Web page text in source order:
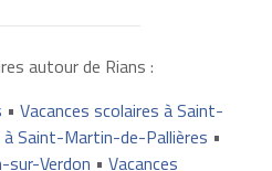
autour de Rians :
• Vacances scolaires à Saint-
à Saint-Martin-de-Pallières •
sur-Verdon • Vacances